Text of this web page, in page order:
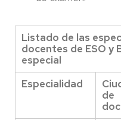
Listado de las
docentes de ESO y
especial
Especialidad
de